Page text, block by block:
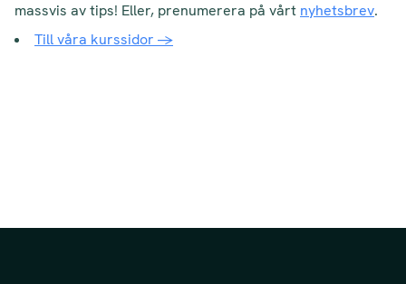
massvis av tips! Eller, prenumerera på vårt nyhetsbrev.
Till våra kurssidor →